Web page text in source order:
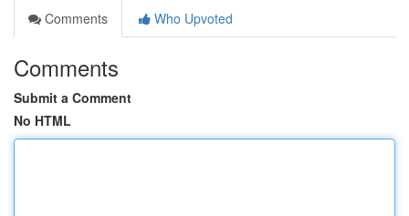
Comments
Who Upvoted
Comments
Submit a Comment
No HTML